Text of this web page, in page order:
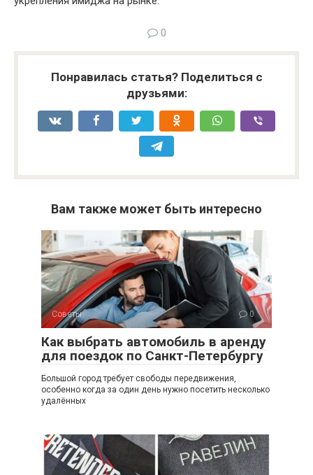
0
Понравилась статья? Поделиться с
друзьями:
Вам также может быть интересно
Советы 0
Как выбрать автомобиль в аренду
для поездок по Санкт-Петербургу
Большой город требует свободы передвижения,
особенно когда за один день нужно посетить несколько
удалённых